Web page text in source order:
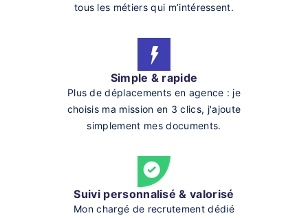
tous les métiers qui m’intéressent.
Simple & rapide
Plus de déplacements en agence : je
choisis ma mission en 3 clics, j'ajoute
simplement mes documents.
Suivi personnalisé & valorisé
Mon chargé de recrutement dédié